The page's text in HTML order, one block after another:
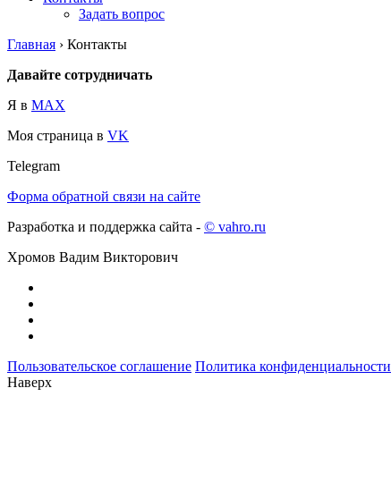
Задать вопрос
Главная › Контакты
Давайте сотрудничать
Я в MAX
Моя страница в VK
Telegram
Форма обратной связи на сайте
Разработка и поддержка сайта - © vahro.ru
Хромов Вадим Викторович
Пользовательское соглашение Политика конфиденциальности
Наверх